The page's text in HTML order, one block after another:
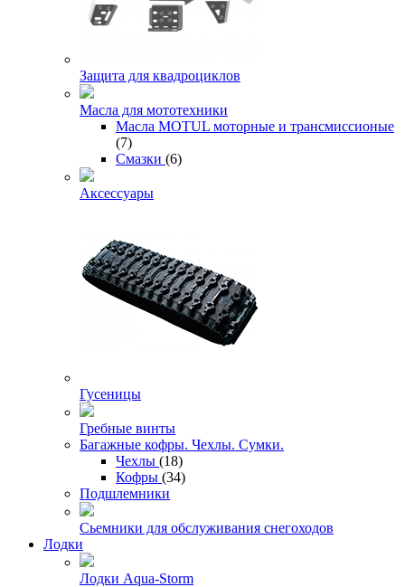
Защита для квадроциклов
Масла для мототехники
Масла MOTUL моторные и трансмиссионые
(7)
Смазки (6)
Аксессуары
Гусеницы
Гребные винты
Багажные кофры. Чехлы. Сумки.
Чехлы (18)
Кофры (34)
Подшлемники
Сьемники для обслуживания снегоходов
Лодки
Лодки Aqua-Storm